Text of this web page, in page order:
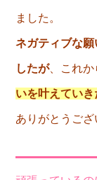
ました。
ネガティブな
したが、これか
いを叶えていき
ありがとうご